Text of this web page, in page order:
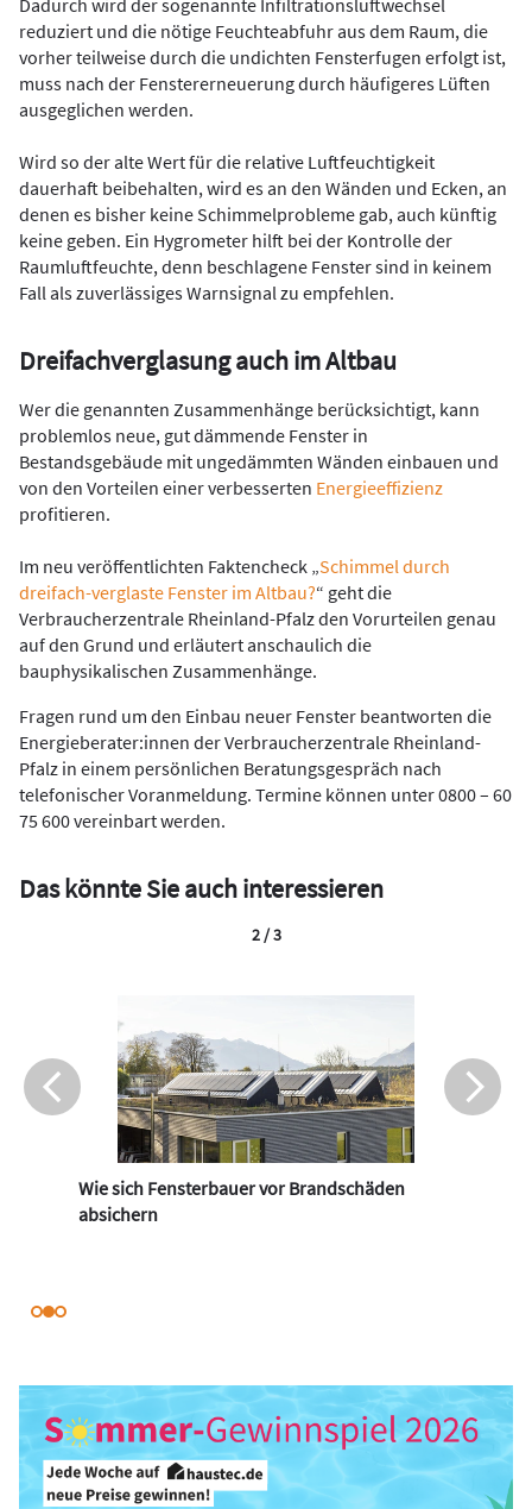
Dadurch wird der sogenannte Infiltrationsluftwechsel
reduziert und die nötige Feuchteabfuhr aus dem Raum, die
vorher teilweise durch die undichten Fensterfugen erfolgt ist,
muss nach der Fenstererneuerung durch häufigeres Lüften
ausgeglichen werden.
Wird so der alte Wert für die relative Luftfeuchtigkeit
dauerhaft beibehalten, wird es an den Wänden und Ecken, an
denen es bisher keine Schimmelprobleme gab, auch künftig
keine geben. Ein Hygrometer hilft bei der Kontrolle der
Raumluftfeuchte, denn beschlagene Fenster sind in keinem
Fall als zuverlässiges Warnsignal zu empfehlen.
Dreifachverglasung auch im Altbau
Wer die genannten Zusammenhänge berücksichtigt, kann
problemlos neue, gut dämmende Fenster in
Bestandsgebäude mit ungedämmten Wänden einbauen und
von den Vorteilen einer verbesserten Energieeffizienz
profitieren.
Im neu veröffentlichten Faktencheck „Schimmel durch
dreifach-verglaste Fenster im Altbau?“ geht die
Verbraucherzentrale Rheinland-Pfalz den Vorurteilen genau
auf den Grund und erläutert anschaulich die
bauphysikalischen Zusammenhänge.
Fragen rund um den Einbau neuer Fenster beantworten die
Energieberater:innen der Verbraucherzentrale Rheinland-
Pfalz in einem persönlichen Beratungsgespräch nach
telefonischer Voranmeldung. Termine können unter 0800 – 60
75 600 vereinbart werden.
Das könnte Sie auch interessieren
Wie sich Fensterbauer vor Brandschäden
absichern
2 / 3